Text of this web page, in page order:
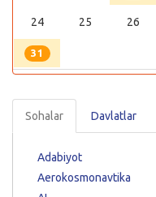
24 25 26
31
Sohalar Davlatlar
Adabiyot
Aerokosmonavtika